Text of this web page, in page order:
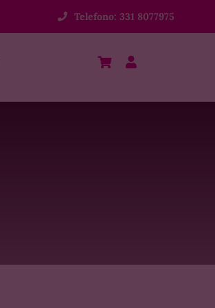
Telefono: 331 8077975